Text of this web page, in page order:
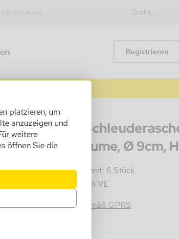
platzieren, um
anzuzeigen und
weitere
öffnen Sie die
Lieferung
Registrieren
405070
Angelo
Metall Blume, Ø 9cm,
Verkaufseinheit: 6 Stück
Umkarton: 24 VE
Information gemäß GPRS